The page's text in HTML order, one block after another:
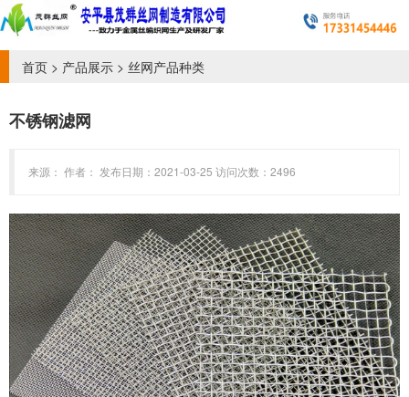
首页 > 产品展示 > 丝网产品种类
不锈钢滤网
来源： 作者： 发布日期：2021-03-25 访问次数：2496